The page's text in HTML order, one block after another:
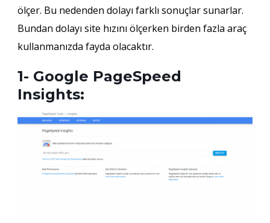
ölçer. Bu nedenden dolayı farklı sonuçlar sunarlar.
Bundan dolayı site hızını ölçerken birden fazla araç
kullanmanızda fayda olacaktır.
1- Google PageSpeed ​​
Insights: